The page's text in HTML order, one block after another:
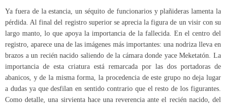
Ya fuera de la estancia, un séquito de funcionarios y plañideras lamenta la
pérdida. Al final del registro superior se aprecia la figura de un visir con su
largo manto, lo que apoya la importancia de la fallecida. En el centro del
registro, aparece una de las imágenes más importantes: una nodriza lleva en
brazos a un recién nacido saliendo de la cámara donde yace Meketatón. La
importancia de esta criatura está remarcada por las dos portadoras de
abanicos, y de la misma forma, la procedencia de este grupo no deja lugar
a dudas ya que desfilan en sentido contrario que el resto de los figurantes.
Como detalle, una sirvienta hace una reverencia ante el recién nacido, del